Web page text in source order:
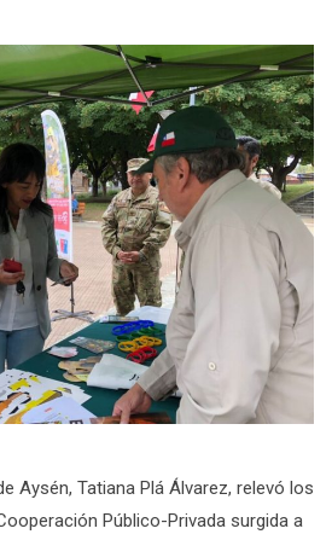
Aysén, Tatiana Plá Álvarez, relevó los
Público-Privada surgida a